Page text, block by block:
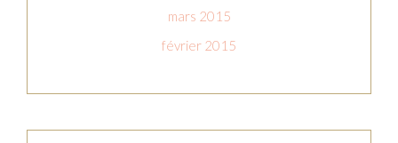
mars 2015
février 2015